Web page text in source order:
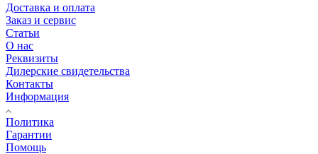
Доставка и оплата
Заказ и сервис
Статьи
О нас
Реквизиты
Дилерские свидетельства
Контакты
Информация
Политика
Гарантии
Помощь